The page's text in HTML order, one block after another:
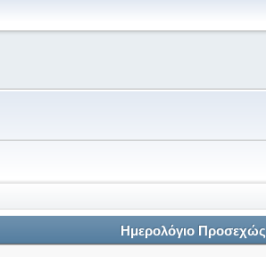
Ημερολόγιο Προσεχώς